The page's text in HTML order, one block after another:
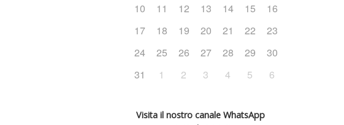
10
11 12 13 14 15
16
17
18 19 20 21 22
23
24
25 26 27 28 29
30
31
1 2 3 4 5 6
Visita il nostro canale WhatsApp